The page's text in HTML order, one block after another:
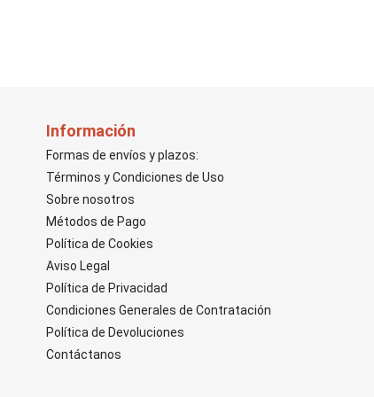
Información
Formas de envíos y plazos:
Términos y Condiciones de Uso
Sobre nosotros
Métodos de Pago
Política de Cookies
Aviso Legal
Política de Privacidad
Condiciones Generales de Contratación
Política de Devoluciones
Contáctanos